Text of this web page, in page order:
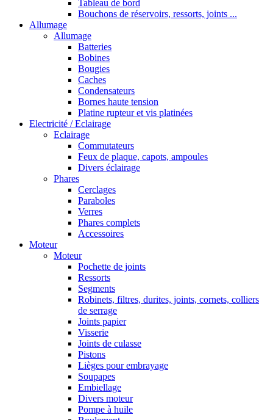
Tableau de bord
Bouchons de réservoirs, ressorts, joints ...
Allumage
Allumage
Batteries
Bobines
Bougies
Caches
Condensateurs
Bornes haute tension
Platine rupteur et vis platinées
Electricité / Eclairage
Eclairage
Commutateurs
Feux de plaque, capots, ampoules
Divers éclairage
Phares
Cerclages
Paraboles
Verres
Phares complets
Accessoires
Moteur
Moteur
Pochette de joints
Ressorts
Segments
Robinets, filtres, durites, joints, cornets, colliers
de serrage
Joints papier
Visserie
Joints de culasse
Pistons
Lièges pour embrayage
Soupapes
Embiellage
Divers moteur
Pompe à huile